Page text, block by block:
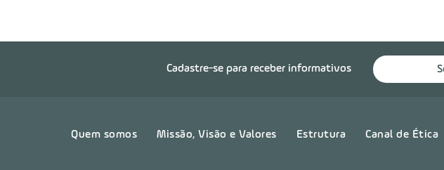
Cadastre-se para receber informativos
Quem somos Missão, Visão e Valores Estrutura Canal de Ética